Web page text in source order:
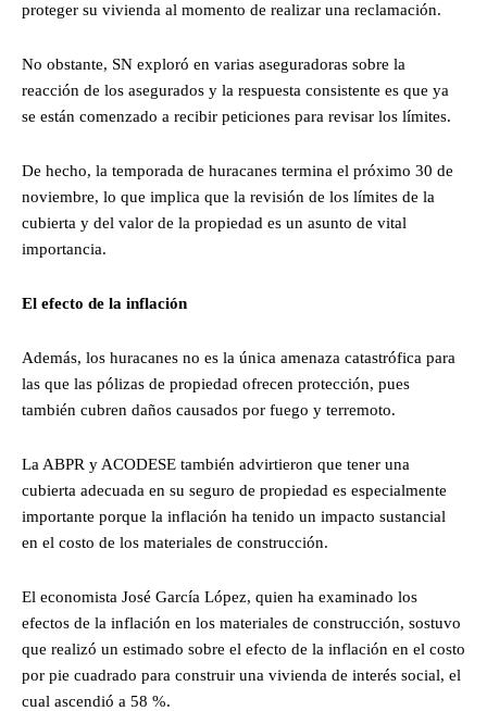
proteger su vivienda al momento de realizar una reclamación.
No obstante, SN exploró en varias aseguradoras sobre la
reacción de los asegurados y la respuesta consistente es que ya
se están comenzado a recibir peticiones para revisar los límites.
De hecho, la temporada de huracanes termina el próximo 30 de
noviembre, lo que implica que la revisión de los límites de la
cubierta y del valor de la propiedad es un asunto de vital
importancia.
El efecto de la inflación
Además, los huracanes no es la única amenaza catastrófica para
las que las pólizas de propiedad ofrecen protección, pues
también cubren daños causados por fuego y terremoto.
La ABPR y ACODESE también advirtieron que tener una
cubierta adecuada en su seguro de propiedad es especialmente
importante porque la inflación ha tenido un impacto sustancial
en el costo de los materiales de construcción.
El economista José García López, quien ha examinado los
efectos de la inflación en los materiales de construcción, sostuvo
que realizó un estimado sobre el efecto de la inflación en el costo
por pie cuadrado para construir una vivienda de interés social, el
cual ascendió a 58 %.